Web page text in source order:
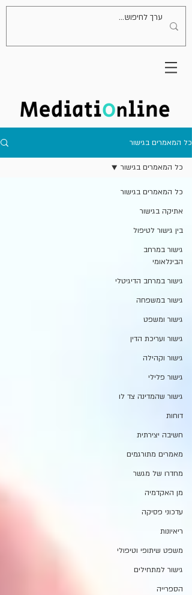
כל המאמרים בגישור
כל המאמרים בגישור
אתיקה בגישור
בין גישור לטיפול
גישור במרחב
הבינלאומי
גישור במרחב הדיגיטלי
גישור במשפחה
גישור ומשפט
גישור ועריכת הדין
גישור וקהילה
גישור פלילי
גישור שהמדינה צד לו
דוחות
חשיבה יצירתית
מאמרים מתורגמים
מחדרו של מגשר
מן האקדמיה
עדכוני פסיקה
ריאיונות
משפט שיתופי וטיפולי
גישור למתחילים
הספרייה
כל המאמרים בגישור